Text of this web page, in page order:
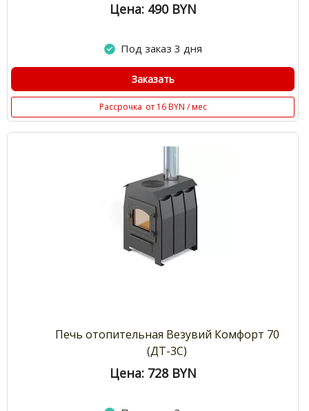
Цена: 490 BYN
Под заказ 3 дня
Заказать
Рассрочка от 16 BYN / мес
Печь отопительная Везувий Комфорт 70
(ДТ-3С)
Цена: 728 BYN